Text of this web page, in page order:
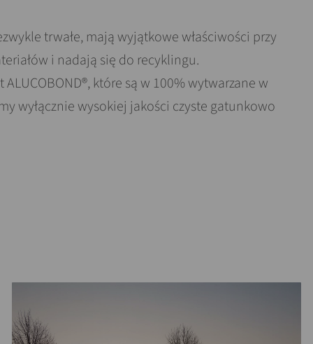
trwałe, mają wyjątkowe właściwości przy
i nadają się do recyklingu.
które są w 100% wytwarzane w
wyłącznie wysokiej jakości czyste gatunkowo